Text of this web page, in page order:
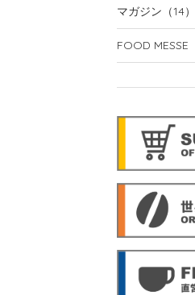
マガジン （14）
FOOD MESSE